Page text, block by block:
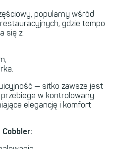
popularny wśród
gdzie tempo
się z:
— sitko zawsze jest
w kontrolowany
elegancję i komfort